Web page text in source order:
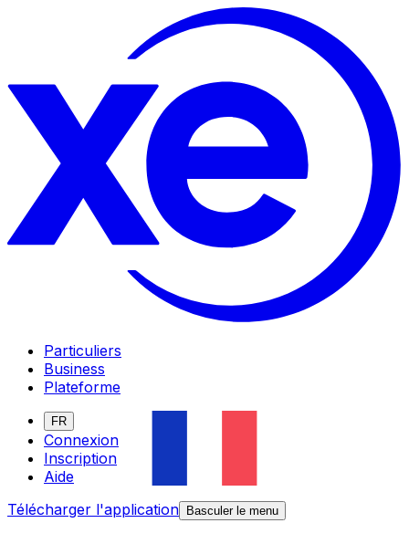
Particuliers
Business
Plateforme
FR
Connexion
Inscription
Aide
Télécharger l'application
Basculer le menu